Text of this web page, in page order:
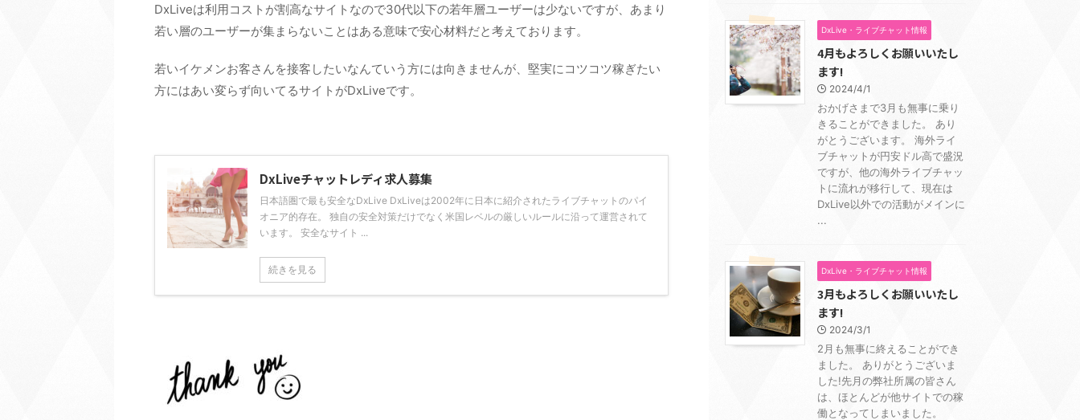
DxLiveは利用コストが割高なサイトなので30代以下の若年層ユーザーは少ないですが、あまり
若い層のユーザーが集まらないことはある意味で安心材料だと考えております。
若いイケメンお客さんを接客したいなんていう方には向きませんが、堅実にコツコツ稼ぎたい
方にはあい変らず向いてるサイトがDxLiveです。
DxLiveチャットレディ求人募集
日本語圏で最も安全なDxLive DxLiveは2002年に日本に紹介されたライブチャットのパイ
オニア的存在。 独自の安全対策だけでなく米国レベルの厳しいルールに沿って運営されて
います。 安全なサイト ...
続きを見る
DxLive・ライブチャット情報
4月もよろしくお願いいたし
ます!
2024/4/1
おかげさまで3月も無事に乗り
きることができました。 あり
がとうございます。 海外ライ
ブチャットが円安ドル高で盛況
ですが、他の海外ライブチャッ
トに流れが移行して、現在は
DxLive以外での活動がメインに
...
DxLive・ライブチャット情報
3月もよろしくお願いいたし
ます!
2024/3/1
2月も無事に終えることができ
ました。 ありがとうございま
した!先月の弊社所属の皆さん
は、ほとんどが他サイトでの稼
働となってしまいました。